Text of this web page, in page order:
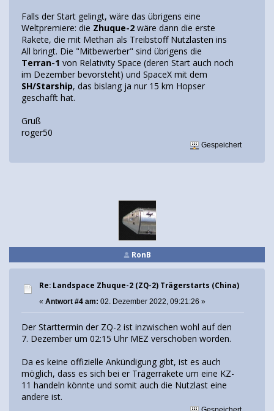
Falls der Start gelingt, wäre das übrigens eine
Weltpremiere: die Zhuque-2 wäre dann die erste
Rakete, die mit Methan als Treibstoff Nutzlasten ins
All bringt. Die "Mitbewerber" sind übrigens die
Terran-1 von Relativity Space (deren Start auch noch
im Dezember bevorsteht) und SpaceX mit dem
SH/Starship, das bislang ja nur 15 km Hopser
geschafft hat.
Gruß
roger50
Gespeichert
RonB
Re: Landspace Zhuque-2 (ZQ-2) Trägerstarts (China)
« Antwort #4 am: 02. Dezember 2022, 09:21:26 »
Der Starttermin der ZQ-2 ist inzwischen wohl auf den
7. Dezember um 02:15 Uhr MEZ verschoben worden.
Da es keine offizielle Ankündigung gibt, ist es auch
möglich, dass es sich bei er Trägerrakete um eine KZ-
11 handeln könnte und somit auch die Nutzlast eine
andere ist.